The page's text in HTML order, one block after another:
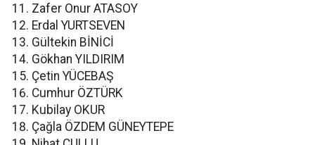
Zafer Onur ATASOY
Erdal YURTSEVEN
Gültekin BİNİCİ
Gökhan YILDIRIM
Çetin YÜCEBAŞ
Cumhur ÖZTÜRK
Kubilay OKUR
Çağla ÖZDEM GÜNEYTEPE